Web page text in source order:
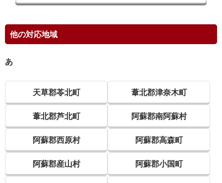
他の対応地域
あ
天草郡苓北町 葦北郡津奈木町
葦北郡芦北町 阿蘇郡南阿蘇村
阿蘇郡西原村 阿蘇郡高森町
阿蘇郡産山村 阿蘇郡小国町